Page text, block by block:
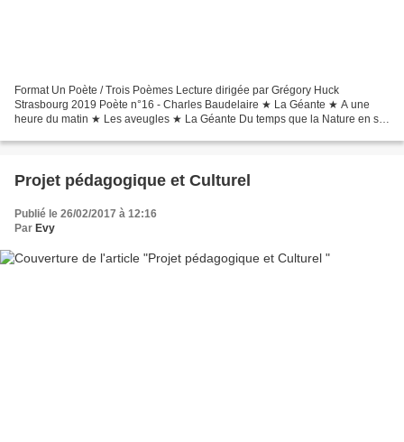
Format Un Poète / Trois Poèmes Lecture dirigée par Grégory Huck
Strasbourg 2019 Poète n°16 - Charles Baudelaire ★ La Géante ★ A une
heure du matin ★ Les aveugles ★ La Géante Du temps que la Nature en sa
Projet pédagogique et Culturel
Publié le 26/02/2017 à 12:16
Par Evy